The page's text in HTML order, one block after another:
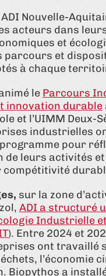
Nouvelle-
acteurs dans
et
parcours et
à chaque
le Parcours
innovation durable
et l’UIMM Deux-
industrielles
pour
de leurs activités et
sur la zone
ADI a structuré
Industrielle et
). Entre 2024 et
ont travaillé
l’économie
Biopythos a